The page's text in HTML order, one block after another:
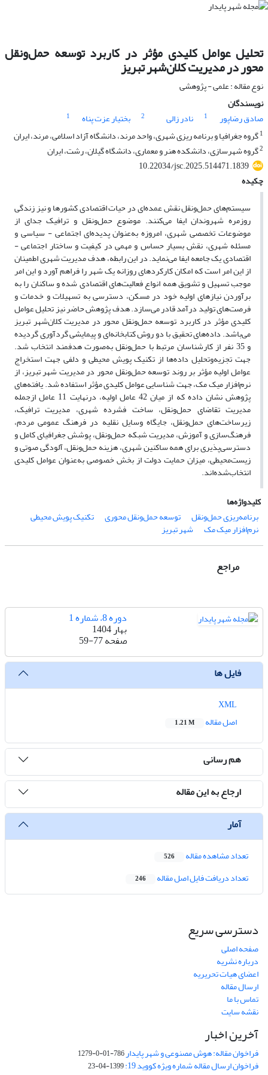
تحلیل عوامل کلیدی مؤثر در کاربرد توسعه حمل‌ونقل
محور در مدیریت کلان‌شهر تبریز
نوع مقاله : علمی - پژوهشی
نویسندگان
صادق رضاپور
1 نادر زالی 2 بختیار عزت پناه
1
1گروه جغرافیا و برنامه ریزی شهری، واحد مرند، دانشگاه آزاد اسلامی، مرند، ایران
2گروه شهرسازی، دانشکده هنر و معماری، دانشگاه گیلان، رشت، ایران
10.22034/jsc.2025.514471.1839
چکیده
سیستم‌های حمل‌ونقل نقش عمده‌ای در حیات اقتصادی کشورها و نیز زندگی
روزمره شهروندان ایفا می‌کنند. موضوع حمل‌ونقل و ترافیک جدای از
موضوعات تخصصی شهری، امروزه به‌عنوان پدیده‌ای اجتماعی - سیاسی و
مسئله شهری، نقش بسیار حساس و مهمی در کیفیت و ساختار اجتماعی -
اقتصادی یک جامعه ایفا می‌نماید. در این رابطه، هدف مدیریت شهری اطمینان
از این امر است که امکان کارکردهای روزانه یک شهر را فراهم آورد و این امر
موجب تسهیل و تشویق همه انواع فعالیت‌های اقتصادی شده و ساکنان را به
برآوردن نیازهای اولیه خود در مسکن، دسترسی به تسهیلات و خدمات و
فرصت‌های تولید درآمد قادر می‌سازد. هدف پژوهش حاضر نیز تحلیل عوامل
کلیدی مؤثر در کاربرد توسعه حمل‌ونقل محور در مدیریت کلان‌شهر تبریز
می‌باشد. داده‌های تحقیق با دو روش کتابخانه‌ای و پیمایشی گردآوری گردیده
و 35 نفر از کارشناسان مرتبط با حمل‌ونقل به‌صورت هدفمند انتخاب شد.
جهت تجزیه‌وتحلیل داده‌ها از تکنیک پویش محیطی و دلفی جهت استخراج
عوامل اولیه مؤثر بر روند توسعه حمل‌ونقل محور در مدیریت شهر تبریز، از
نرم‌افزار میک مک، جهت شناسایی عوامل کلیدی مؤثر استفاده شد. یافته‌های
پژوهش نشان داده که از میان 42 عامل اولیه، درنهایت 11 عامل ازجمله
مدیریت تقاضای حمل‌ونقل، ساخت فشرده شهری، مدیریت ترافیک،
زیرساخت‌های حمل‌ونقل، جایگاه وسایل نقلیه در فرهنگ عمومی مردم،
فرهنگ‌سازی و آموزش، مدیریت شبکه حمل‌ونقل، پوشش جغرافیای کامل و
دسترسی‌پذیری برای همه ساکنین شهری، هزینه حمل‌ونقل، آلودگی صوتی و
زیست‌محیطی، میزان حمایت دولت از بخش خصوصی به‌عنوان عوامل کلیدی
انتخاب‌شده‌اند.
کلیدواژه‌ها
برنامه‌ریزی حمل‌ونقل
توسعه حمل‌ونقل محوری تکنیک پویش محیطی
نرم‌افزار میک مک شهر تبریز
مراجع
دوره 8، شماره 1
بهار 1404
صفحه59-77
فایل ها
اصل مقاله
1.21 M
هم رسانی
ارجاع به این مقاله
آمار
تعداد مشاهده مقاله 526
تعداد دریافت فایل اصل مقاله 246
دسترسی سریع
صفحه اصلی
درباره نشریه
اعضای هیات تحریریه
ارسال مقاله
تماس با ما
نقشه سایت
آخرین اخبار
فراخوان مقاله: هوش مصنوعی و شهر پایدار786-01-0-1279
فراخوان ارسال مقاله شماره ویژه کووید 19: 1399-04-23